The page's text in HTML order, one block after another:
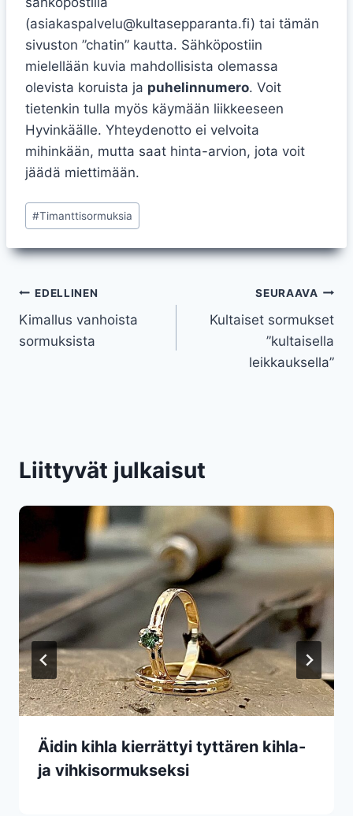
(asiakaspalvelu@kultasepparanta.fi) tai tämän
sivuston ”chatin” kautta. Sähköpostiin
mielellään kuvia mahdollisista olemassa
olevista koruista ja puhelinnumero. Voit
tietenkin tulla myös käymään liikkeeseen
Hyvinkäälle. Yhteydenotto ei velvoita
mihinkään, mutta saat hinta-arvion, jota voit
jäädä miettimään.
Avainsanat:
#Timanttisormuksia
Artikkelien
selaus
EDELLINEN
Kimallus vanhoista
sormuksista
SEURAAVA
Kultaiset sormukset
”kultaisella
leikkauksella”
Liittyvät julkaisut
Äidin kihla kierrättyi tyttären kihla-
ja vihkisormukseksi